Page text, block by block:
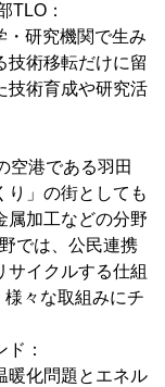
TLO：
・研究機関で生み
技術移転だけに留
技術育成や研究活
空港である羽田
り」の街としても
属加工などの分野
では、公民連携
サイクルする仕組
々な取組みにチ
：
暖化問題とエネル